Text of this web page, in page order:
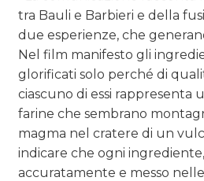
tra Bauli e Barbieri e della
due esperienze, che
Nel film manifesto gli
glorificati solo perché di
ciascuno di essi rappresenta
farine che sembrano
magma nel cratere di un
indicare che ogni
accuratamente e messo